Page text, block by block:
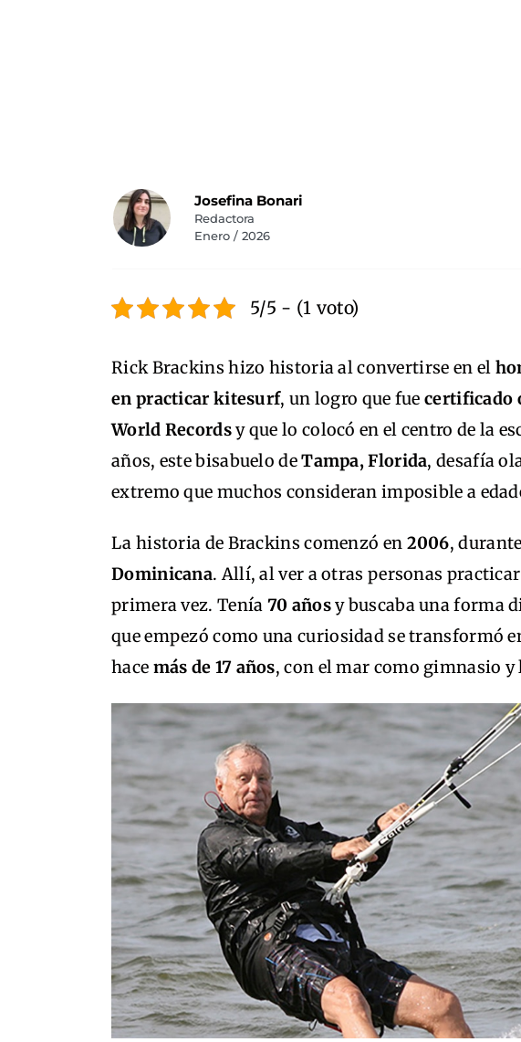
Josefina Bonari
Redactora
Enero / 2026
5/5 - (1 voto)
Rick Brackins hizo historia al convertirse en el
en practicar kitesurf, un logro que fuecertificado
World Recordsy que lo colocó en el centro de la
años, este bisabuelo deTampa, Florida, desafía
extremo que muchos consideran imposible a
La historia de Brackins comenzó en 2006,
Dominicana. Allí, al ver a otras personas
primera vez. Tenía 70 añosy buscaba una forma
que empezó como una curiosidad se transformó
hace más de 17 años, con el mar como gimnasio